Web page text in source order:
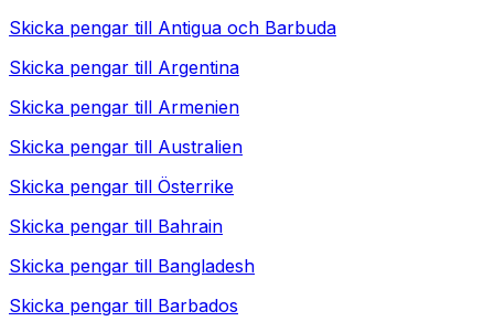
Skicka pengar till Antigua och Barbuda
Skicka pengar till Argentina
Skicka pengar till Armenien
Skicka pengar till Australien
Skicka pengar till Österrike
Skicka pengar till Bahrain
Skicka pengar till Bangladesh
Skicka pengar till Barbados